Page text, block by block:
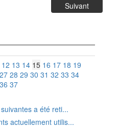
Suivant
12 13 14 15 16 17 18 19
27 28 29 30 31 32 33 34
36 37
a été reti...
actuellement utilis...